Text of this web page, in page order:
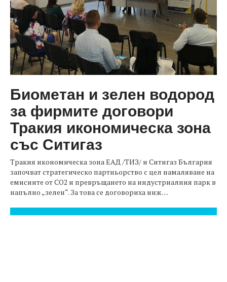
Биометан и зелен водород
за фирмите договори
Тракия икономическа зона
със Ситигаз
Тракия икономическа зона ЕАД /ТИЗ/ и Ситигаз България
започват стратегическо партньорство с цел намаляване на
емисиите от CO2 и превръщането на индустриалния парк в
напълно „зелен“. За това се договориха инж. ...